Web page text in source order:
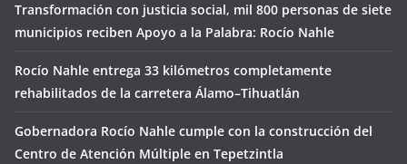
Transformación con justicia social, mil 800 personas de siete
municipios reciben Apoyo a la Palabra: Rocío Nahle
Rocío Nahle entrega 33 kilómetros completamente
rehabilitados de la carretera Álamo–Tihuatlán
Gobernadora Rocío Nahle cumple con la construcción del
Centro de Atención Múltiple en Tepetzintla